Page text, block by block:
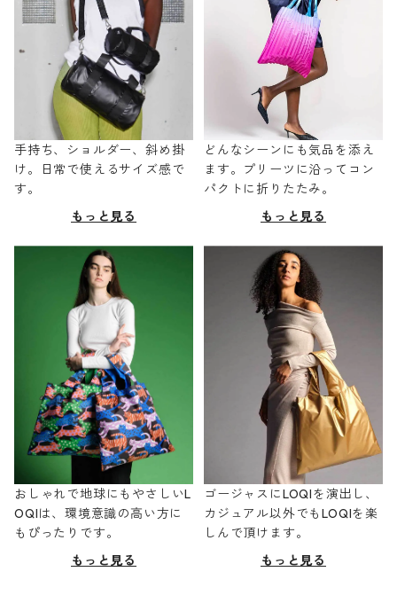
手持ち、ショルダー、斜め掛
け。日常で使えるサイズ感で
す。
もっと見る
どんなシーンにも気品を添え
ます。プリーツに沿ってコン
パクトに折りたたみ。
もっと見る
おしゃれで地球にもやさしいL
OQIは、環境意識の高い方に
もぴったりです。
もっと見る
ゴージャスにLOQIを演出し、
カジュアル以外でもLOQIを楽
しんで頂けます。
もっと見る